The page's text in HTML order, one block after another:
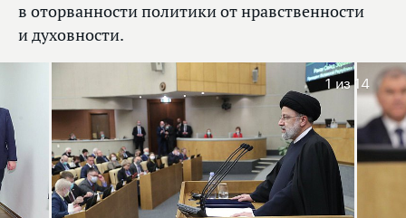
в оторванности политики от нравственности
и духовности.
1из 14